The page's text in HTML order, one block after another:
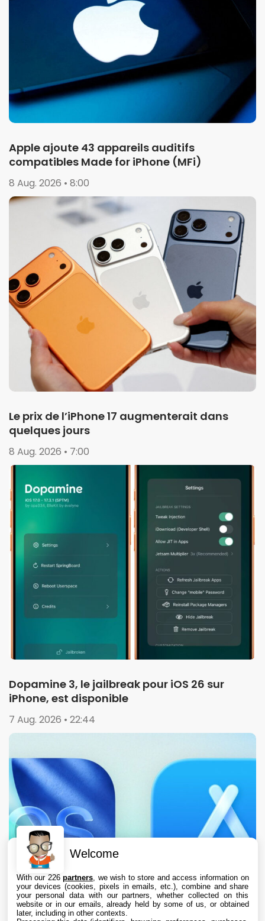
Apple ajoute 43 appareils auditifs
compatibles Made for iPhone (MFi)
8 Aug. 2026 • 8:00
Le prix de l’iPhone 17 augmenterait dans
quelques jours
8 Aug. 2026 • 7:00
Dopamine 3, le jailbreak pour iOS 26 sur
iPhone, est disponible
7 Aug. 2026 • 22:44
Welcome
With our 226partners , we wish to store and access information on
your devices (cookies, pixels in emails, etc.), combine and share
your personal data with our partners, whether collected on this
website or in our emails, already held by some of us, or obtained
later, including in other contexts.